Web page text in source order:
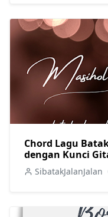
Chord Lagu
dengan Kunci
SibatakJalanJalan